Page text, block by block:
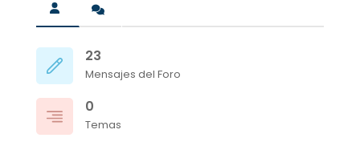
23
Mensajes del Foro
0
Temas